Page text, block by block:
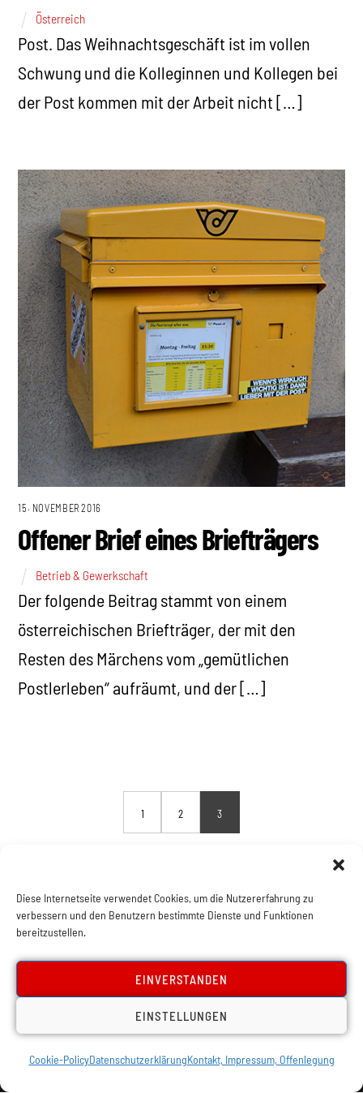
Diese Internetseite verwendet Cookies, um die Nutzererfahrung zu
verbessern und den Benutzern bestimmte Dienste und Funktionen
bereitzustellen.
EINVERSTANDEN
EINSTELLUNGEN
Cookie-PolicyDatenschutzerklärungKontakt, Impressum, Offenlegung
Österreich
Post. Das Weihnachtsgeschäft ist im vollen
Schwung und die Kolleginnen und Kollegen bei
der Post kommen mit der Arbeit nicht […]
15. NOVEMBER 2016
Offener Brief eines Briefträgers
Betrieb & Gewerkschaft
Der folgende Beitrag stammt von einem
österreichischen Briefträger, der mit den
Resten des Märchens vom „gemütlichen
Postlerleben“ aufräumt, und der […]
1 2 3